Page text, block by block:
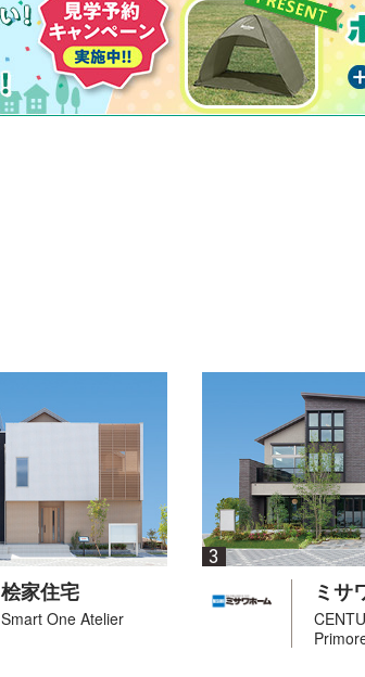
桧家住宅
Smart One Atelier
3
ミサ